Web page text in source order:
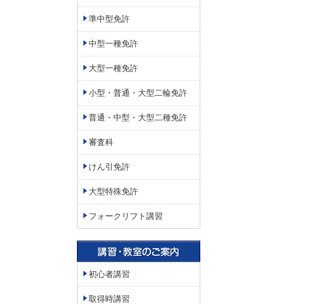
準中型免許
中型一種免許
大型一種免許
小型・普通・大型二輪免許
普通・中型・大型二種免許
審査科
けん引免許
大型特殊免許
フォークリフト講習
初心者講習
取得時講習